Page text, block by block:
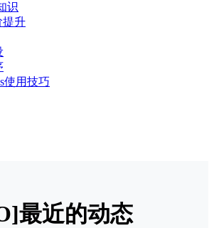
识
提升
使用技巧
最近的动态